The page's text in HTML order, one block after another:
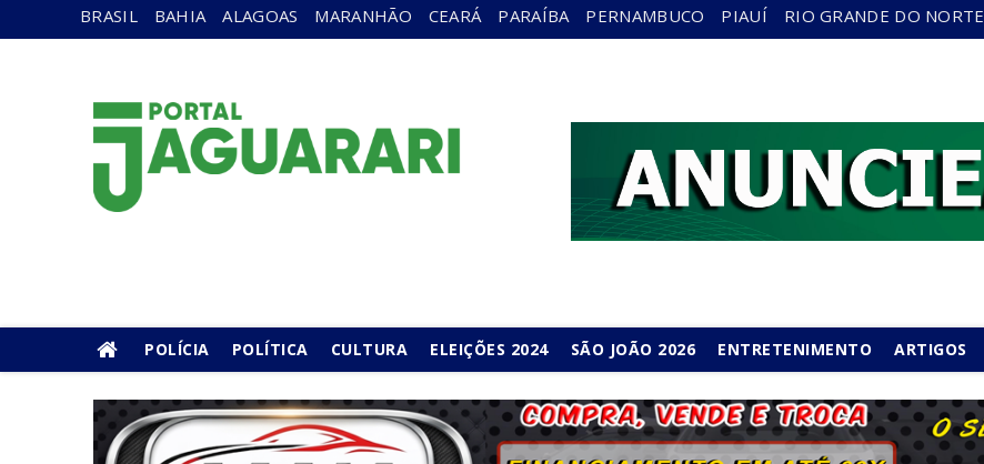
BRASIL BAHIA ALAGOAS MARANHÃO CEARÁ PARAÍBA PERNAMBUCO PIAUÍ RIO GRANDE DO NORTE
POLÍCIA POLÍTICA CULTURA ELEIÇÕES 2024 SÃO JOÃO 2026 ENTRETENIMENTO ARTIGOS